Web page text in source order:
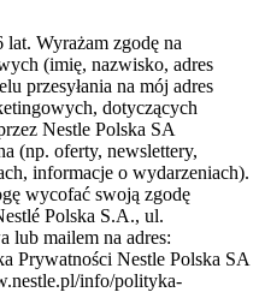
Wyrażam zgodę na
(imię, nazwisko, adres
przesyłania na mój adres
dotyczących
Nestle Polska SA
(np. oferty, newslettery,
informacje o wydarzeniach).
wycofać swoją zgodę
Polska S.A., ul.
lub mailem na adres:
Prywatności Nestle Polska SA
info/polityka-